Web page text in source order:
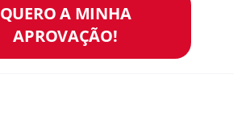
QUERO A MINHA
APROVAÇÃO!